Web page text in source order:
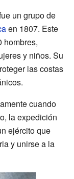
un grupo de
en 1807. Este
hombres,
y niños. Su
las costas
cuando
la expedición
ejército que
y unirse a la